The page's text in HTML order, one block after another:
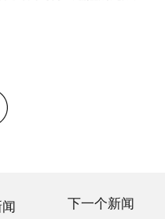
下一个新闻